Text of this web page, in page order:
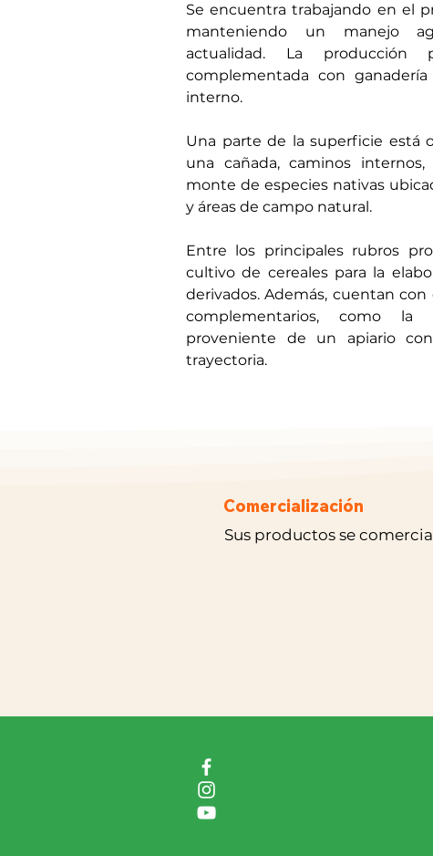
Se encuentra trabajando en el
manteniendo un manejo
actualidad. La producción
complementada con
interno.
Una parte de la superficie está
una cañada, caminos internos,
monte de especies nativas
y áreas de campo natural.
Entre los principales rubros
cultivo de cereales para la
derivados. Además, cuentan
complementarios, como
proveniente de un apiario
trayectoria.
Comercialización
Sus productos se